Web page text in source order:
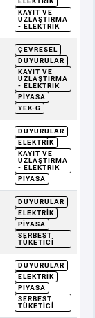
KAYIT VE
UZLAŞTIRMA
- ELEKTRIK
ÇEVRESEL
DUYURULAR
KAYIT VE
UZLAŞTIRMA
- ELEKTRIK
PIYASA
YEK-G
DUYURULAR
ELEKTRIK
KAYIT VE
UZLAŞTIRMA
- ELEKTRIK
PIYASA
DUYURULAR
ELEKTRIK
PIYASA
SERBEST
TÜKETICI
DUYURULAR
ELEKTRIK
PIYASA
SERBEST
TÜKETICI